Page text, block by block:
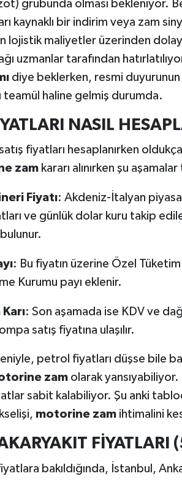
grubunda olması bekleniyor.
kaynaklı bir indirim veya zam
lojistik maliyetler üzerinden
uzmanlar tarafından
diye beklerken, resmi duyurunun
teamül haline gelmiş durumda.
NASIL
fiyatları hesaplanırken
zamkararı alınırken şu
Fiyatı: Akdeniz-İtalyan
ve günlük dolar kuru takip
: Bu fiyatın üzerine Özel
Kurumu payı eklenir.
: Son aşamada ise KDV ve
satış fiyatına ulaşılır.
petrol fiyatları düşse bile
zamolarak
sabit kalabiliyor. Şu anki
motorine zamihtimalini
AKARYAKIT
bakıldığında, İstanbul,